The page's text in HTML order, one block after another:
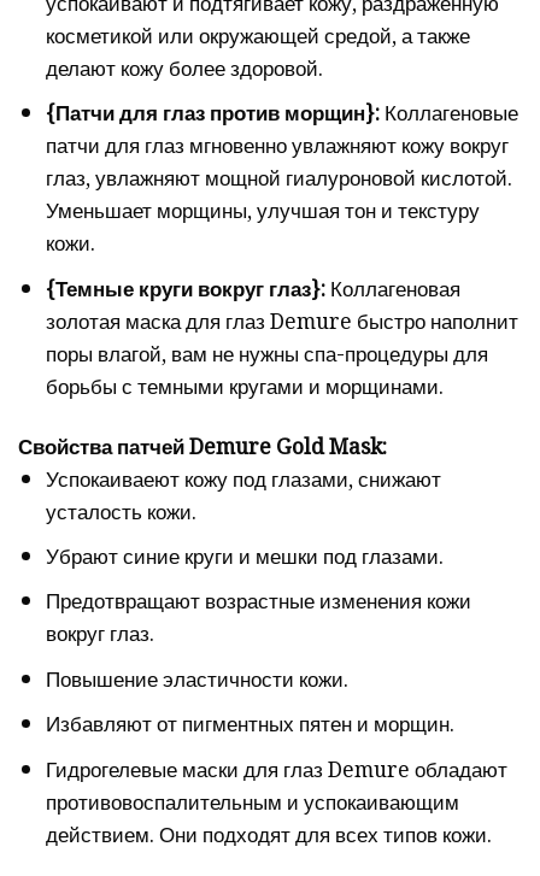
косметикой или окружающей средой, а также
делают кожу более здоровой.
{Патчи для глаз против морщин}:Коллагеновые
патчи для глаз мгновенно увлажняют кожу вокруг
глаз, увлажняют мощной гиалуроновой кислотой.
Уменьшает морщины, улучшая тон и текстуру
кожи.
{Темные круги вокруг глаз}:Коллагеновая
золотая маска для глаз Demure быстро наполнит
поры влагой, вам не нужны спа-процедуры для
борьбы с темными кругами и морщинами.
Свойства патчей Demure Gold Mask:
Успокаиваеют кожу под глазами, снижают
усталость кожи.
Убрают синие круги и мешки под глазами.
Предотвращают возрастные изменения кожи
вокруг глаз.
Повышение эластичности кожи.
Избавляют от пигментных пятен и морщин.
Гидрогелевые маски для глаз Demure обладают
противовоспалительным и успокаивающим
действием. Они подходят для всех типов кожи.